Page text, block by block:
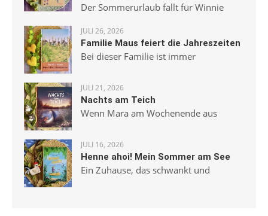
Der Sommerurlaub fällt für Winnie
JULI 26, 2026
Familie Maus feiert die Jahreszeiten
Bei dieser Familie ist immer
JULI 21, 2026
Nachts am Teich
Wenn Mara am Wochenende aus
JULI 16, 2026
Henne ahoi! Mein Sommer am See
Ein Zuhause, das schwankt und